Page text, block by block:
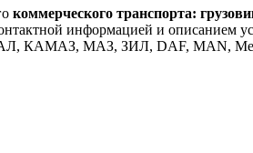
коммерческого транспорта:
информацией и описанием
КАМАЗ, МАЗ, ЗИЛ, DAF, MAN,